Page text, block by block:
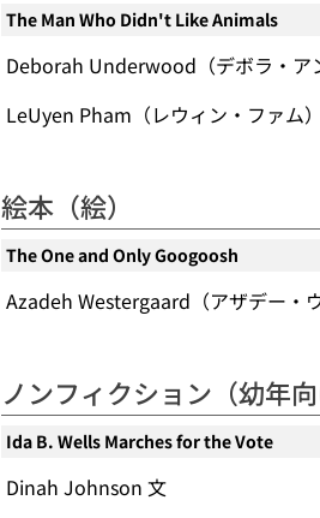
The Man Who Didn't Like Animals
Deborah Underwood（デボラ・ア
LeUyen Pham（レウィン・ファム
絵本（絵）
The One and Only Googoosh
Azadeh Westergaard（アザデー・
ノンフィクション（幼年向
Ida B. Wells Marches for the Vote
Dinah Johnson 文